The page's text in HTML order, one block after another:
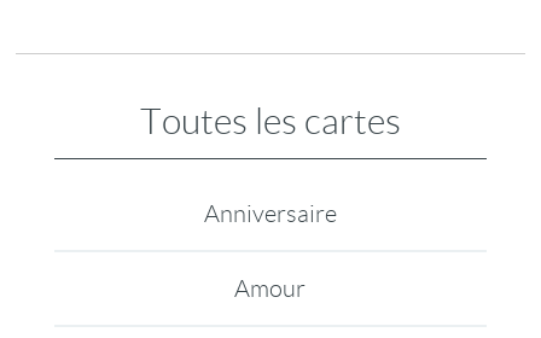
Toutes les cartes
Anniversaire
Amour